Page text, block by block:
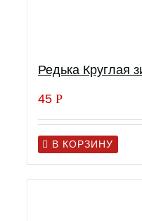
Редька Круглая
45 Р
В КОРЗИНУ